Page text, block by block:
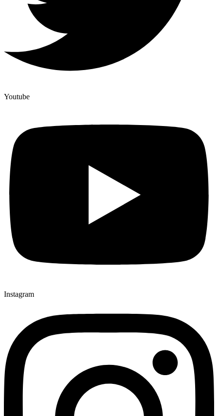
Youtube
Instagram